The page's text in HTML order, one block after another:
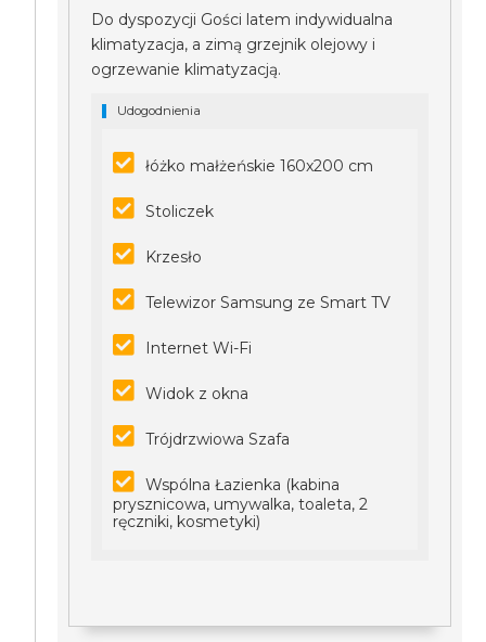
Do dyspozycji Gości latem indywidualna
klimatyzacja, a zimą grzejnik olejowy i
ogrzewanie klimatyzacją.
Udogodnienia
łóżko małżeńskie 160x200 cm
Stoliczek
Krzesło
Telewizor Samsung ze Smart TV
Internet Wi-Fi
Widok z okna
Trójdrzwiowa Szafa
Wspólna Łazienka (kabina
prysznicowa, umywalka, toaleta, 2
ręczniki, kosmetyki)